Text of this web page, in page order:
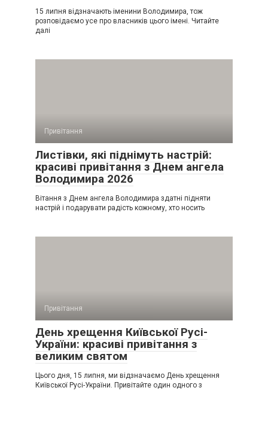
15 липня відзначають іменини Володимира, тож
розповідаємо усе про власників цього імені. Читайте
далі
Привітання
Листівки, які піднімуть настрій:
красиві привітання з Днем ангела
Володимира 2026
Вітання з Днем ангела Володимира здатні підняти
настрій і подарувати радість кожному, хто носить
Привітання
День хрещення Київської Русі-
України: красиві привітання з
великим святом
Цього дня, 15 липня, ми відзначаємо День хрещення
Київської Русі-України. Привітайте один одного з